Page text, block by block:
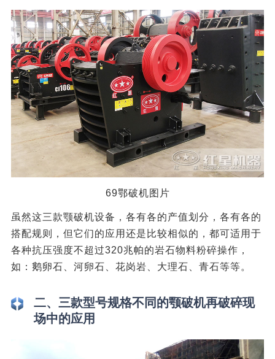
69鄂破机图片
虽然这三款颚破机设备，各有各的产值划分，各有各的
搭配规则，但它们的应用还是比较相似的，都可适用于
各种抗压强度不超过320兆帕的岩石物料粉碎操作，
如：鹅卵石、河卵石、花岗岩、大理石、青石等等。
二、三款型号规格不同的颚破机再破碎现
场中的应用